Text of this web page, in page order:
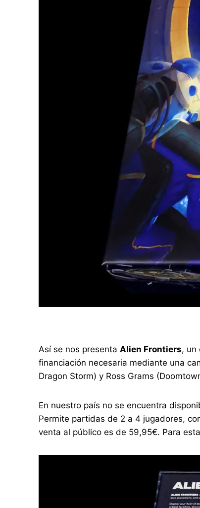
Así se nos presentaAlien Frontiers, un
financiación necesaria mediante una
Dragon Storm) y Ross Grams
En nuestro país no se encuentra
Permite partidas de 2 a 4 jugadores,
venta al público es de 59,95€. Para